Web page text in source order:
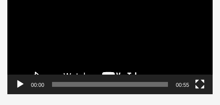
00:00 00:55